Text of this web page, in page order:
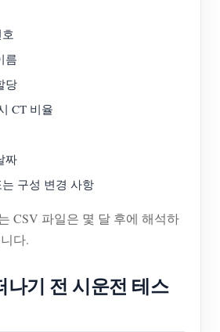
름
당
CT 비율
짜
구성 변경 사항
CSV 파일은 몇 달 후에 해석하
다.
나기 전 시운전 테스